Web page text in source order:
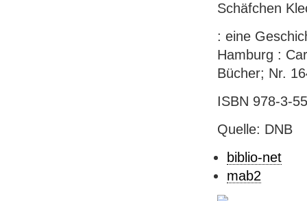
Schäfchen
: eine
Hamburg :
Bücher; Nr.
ISBN 978-3-
Quelle: DNB
biblio-net
mab2